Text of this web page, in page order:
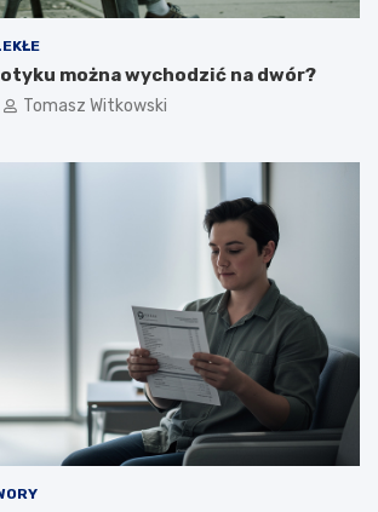
można wychodzić na dwór?
Tomasz Witkowski